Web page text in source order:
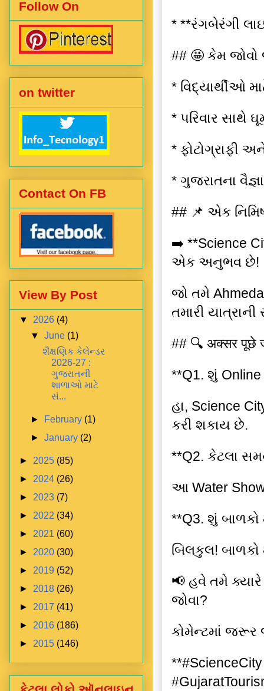
* **રંગબેરંગી
## 🤩 કેમ
* વિદ્યાર્થીઓ
* પરિવાર સાથે
* ફોટોગ્રાફી
* ગુજરાતના
## 📌 એક
➡️ **Science
એક અનુભવ છે!
જો તમે
તમારી
## 🔍 अक्सर पूछे
**Q1. શું Online
હા, Science
કરી શકાય છે.
**Q2. કેટલા
આ Water
**Q3. શું બાળકો
બિલકુલ!
📢 હવે તમે
જોવા?
કોમેન્ટમાં જરૂર
Follow On
on twitter
Contact On FB
View By Post
▼ 2026 (4)
▼June (1)
શૈક્ષણિક કેલેન્ડર
2026-27 :
ગુજરાતની
શાળાઓ માટે
સં...
► February (1)
►January (2)
► 2025 (85)
► 2024 (26)
► 2023 (7)
► 2022 (34)
► 2021 (60)
► 2020 (30)
► 2019 (52)
► 2018 (26)
► 2017 (41)
► 2016 (186)
► 2015 (146)